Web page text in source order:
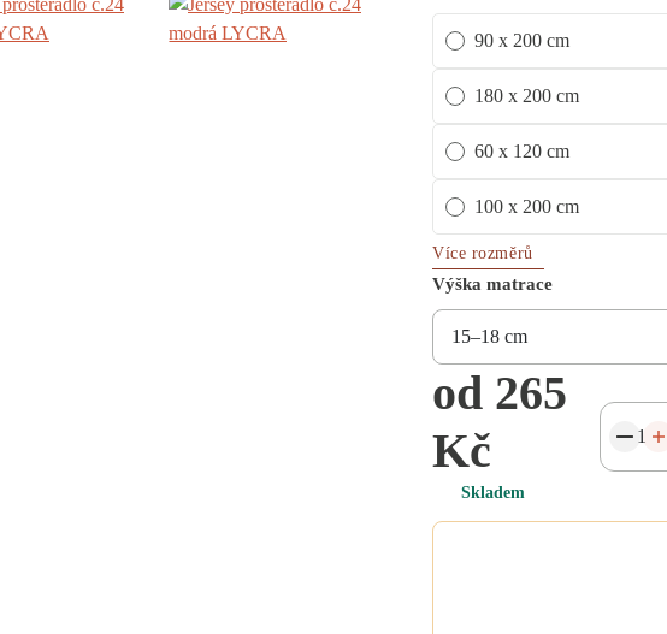
90 x 200 cm
180 x 200 cm
60 x 120 cm
100 x 200 cm
Více rozměrů
Výška matrace
od 265
Kč
Skladem